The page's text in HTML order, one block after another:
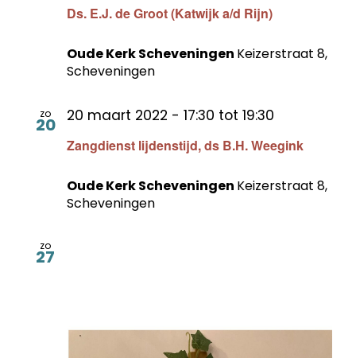
Ds. E.J. de Groot (Katwijk a/d Rijn)
Oude Kerk Scheveningen Keizerstraat 8,
Scheveningen
zo
20
Zangdienst lijdenstijd, ds B.H. Weegink
20 maart 2022 - 17:30 tot 19:30
Oude Kerk Scheveningen Keizerstraat 8,
Scheveningen
zo
27